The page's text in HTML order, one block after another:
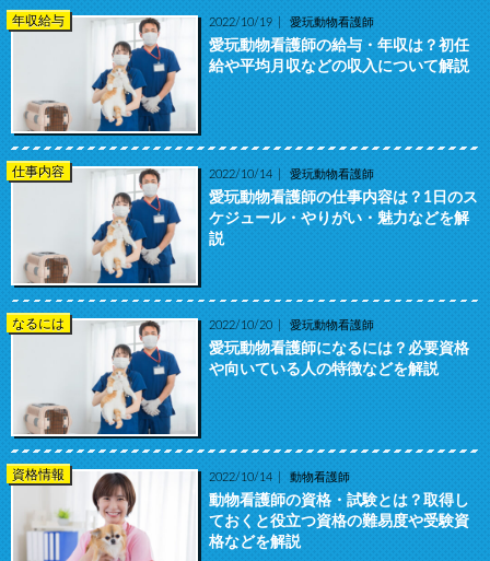
年収給与 2022/10/19 愛玩動物看護師
愛玩動物看護師の給与・年収は？初任
給や平均月収などの収入について解説
仕事内容 2022/10/14 愛玩動物看護師
愛玩動物看護師の仕事内容は？1日のス
ケジュール・やりがい・魅力などを解
説
なるには 2022/10/20 愛玩動物看護師
愛玩動物看護師になるには？必要資格
や向いている人の特徴などを解説
資格情報 2022/10/14 動物看護師
動物看護師の資格・試験とは？取得し
ておくと役立つ資格の難易度や受験資
格などを解説